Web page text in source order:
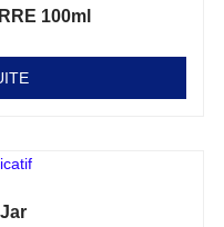
100ml